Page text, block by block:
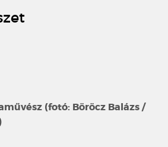
(fotó: Böröcz Balázs /